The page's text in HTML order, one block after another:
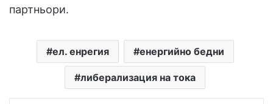
партньори.
ел. енрегия енергийно бедни
либерализация на тока